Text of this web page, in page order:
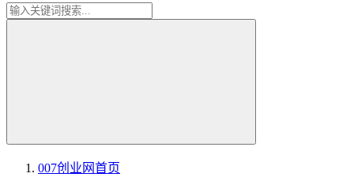
007创业网首页